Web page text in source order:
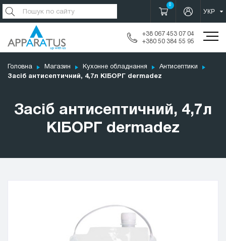
0
+38 067 453 07 04
+380 50 384 55 95
Головна Магазин Кухонне обладнання
Антисептики
Засіб антисептичний, 4,7л КІБОРГ dermadez
Засіб антисептичний, 4,7л
КІБОРГ dermadez